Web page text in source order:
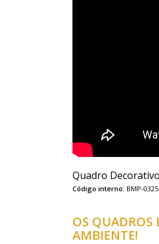
Quadro
Código interno: BMP-0325
OS QUADROS
AMBIENTE!